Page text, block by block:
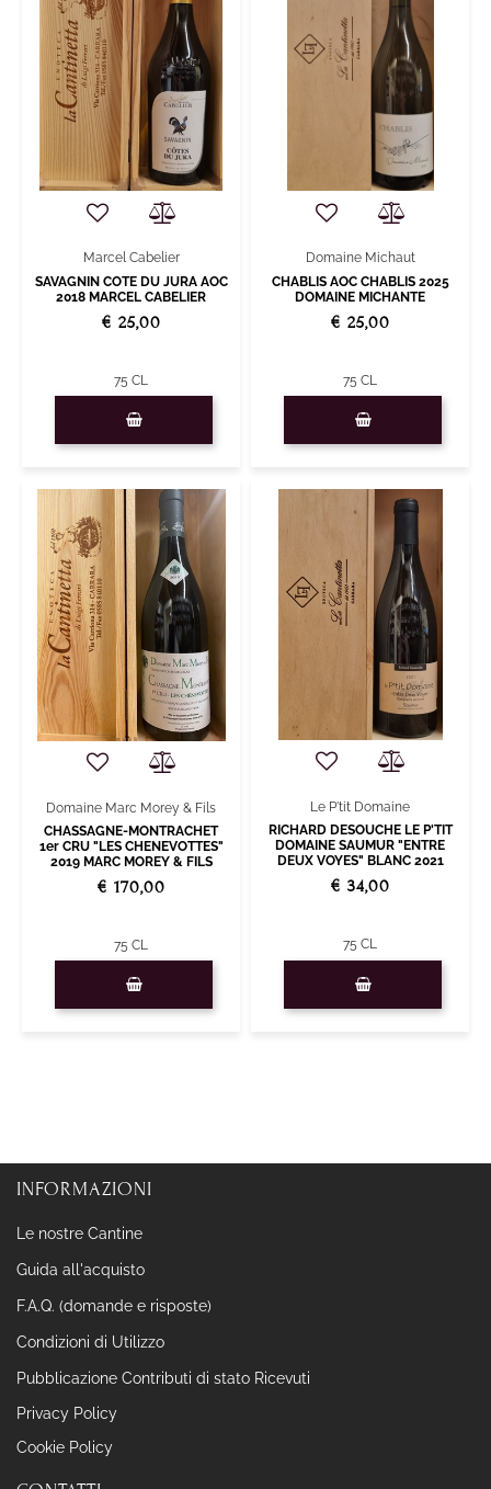
Marcel Cabelier
SAVAGNIN COTE DU JURA AOC
2018 MARCEL CABELIER
€ 25,00
75 CL
Domaine Michaut
CHABLIS AOC CHABLIS 2025
DOMAINE MICHANTE
€ 25,00
75 CL
Domaine Marc Morey & Fils
CHASSAGNE-MONTRACHET
1er CRU "LES CHENEVOTTES"
2019 MARC MOREY & FILS
€ 170,00
75 CL
Le P'tit Domaine
RICHARD DESOUCHE LE P'TIT
DOMAINE SAUMUR "ENTRE
DEUX VOYES" BLANC 2021
€ 34,00
75 CL
INFORMAZIONI
Le nostre Cantine
Guida all'acquisto
F.A.Q. (domande e risposte)
Condizioni di Utilizzo
Pubblicazione Contributi di stato Ricevuti
Privacy Policy
Cookie Policy